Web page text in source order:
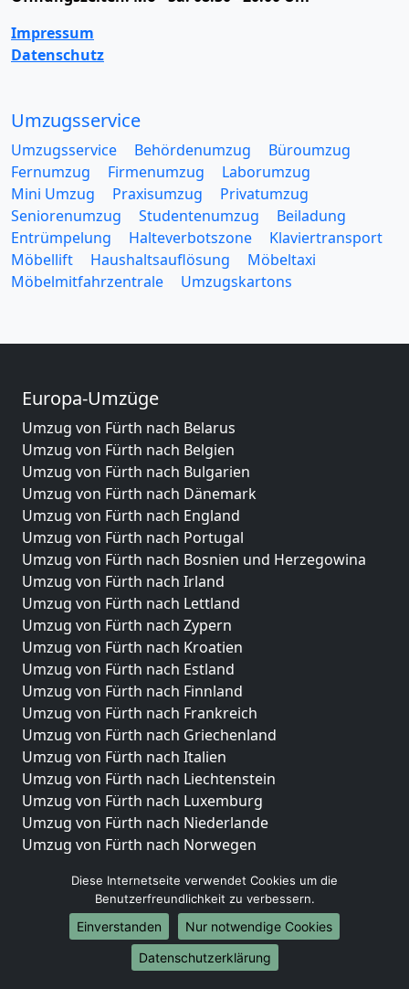
Impressum
Datenschutz
Umzugsservice
Umzugsservice Behördenumzug
Büroumzug
Fernumzug
Firmenumzug
Laborumzug
Mini Umzug
Praxisumzug
Privatumzug
Seniorenumzug
Studentenumzug
Beiladung
Entrümpelung
Halteverbotszone
Klaviertransport
Möbellift
Haushaltsauflösung
Möbeltaxi
Möbelmitfahrzentrale
Umzugskartons
Europa-Umzüge
Umzug von Fürth nach Belarus
Umzug von Fürth nach Belgien
Umzug von Fürth nach Bulgarien
Umzug von Fürth nach Dänemark
Umzug von Fürth nach England
Umzug von Fürth nach Portugal
Umzug von Fürth nach Bosnien und Herzegowina
Umzug von Fürth nach Irland
Umzug von Fürth nach Lettland
Umzug von Fürth nach Zypern
Umzug von Fürth nach Kroatien
Umzug von Fürth nach Estland
Umzug von Fürth nach Finnland
Umzug von Fürth nach Frankreich
Umzug von Fürth nach Griechenland
Umzug von Fürth nach Italien
Umzug von Fürth nach Liechtenstein
Umzug von Fürth nach Luxemburg
Umzug von Fürth nach Niederlande
Umzug von Fürth nach Norwegen
Umzüge-Deutschlandweit
Umzug von Fürth nach Berlin
Umzug von Fürth nach Hamburg
Umzug von Fürth nach München
Umzug von Fürth nach Köln
Diese Internetseite verwendet Cookies um die
Benutzerfreundlichkeit zu verbessern.
Einverstanden
Nur notwendige Cookies
Datenschutzerklärung